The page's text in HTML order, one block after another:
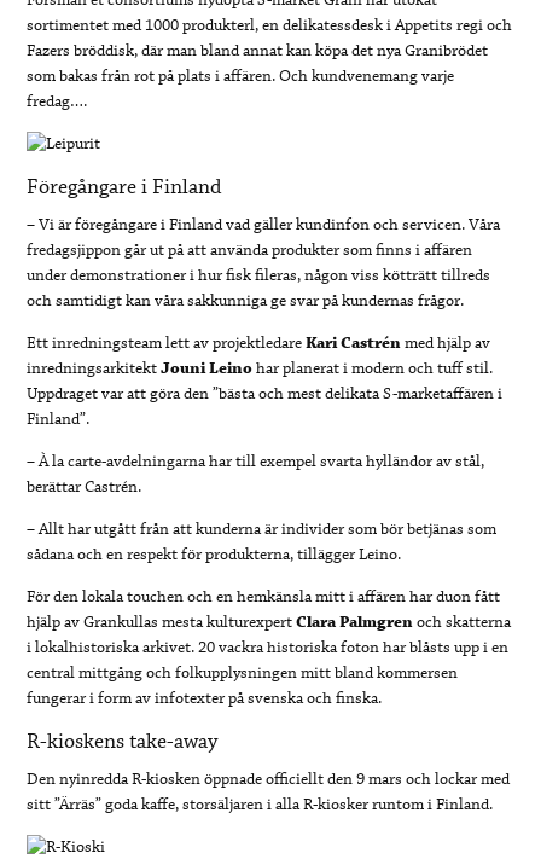
sortimentet med 1000 produkterl, en delikatessdesk i Appetits regi och
Fazers bröddisk, där man bland annat kan köpa det nya Granibrödet
som bakas från rot på plats i affären. Och kundvenemang varje
fredag….
Föregångare i Finland
– Vi är föregångare i Finland vad gäller kundinfon och servicen. Våra
fredagsjippon går ut på att använda produkter som finns i affären
under demonstrationer i hur fisk fileras, någon viss kötträtt tillreds
och samtidigt kan våra sakkunniga ge svar på kundernas frågor.
Ett inredningsteam lett av projektledareKari Castrénmed hjälp av
inredningsarkitektJouni Leinohar planerat i modern och tuff stil.
Uppdraget var att göra den ”bästa och mest delikata S-marketaffären i
Finland”.
– À la carte-avdelningarna har till exempel svarta hylländor av stål,
berättar Castrén.
– Allt har utgått från att kunderna är individer som bör betjänas som
sådana och en respekt för produkterna, tillägger Leino.
För den lokala touchen och en hemkänsla mitt i affären har duon fått
hjälp av Grankullas mesta kulturexpertClara Palmgrenoch skatterna
i lokalhistoriska arkivet. 20 vackra historiska foton har blåsts upp i en
central mittgång och folkupplysningen mitt bland kommersen
fungerar i form av infotexter på svenska och finska.
R-kioskens take-away
Den nyinredda R-kiosken öppnade officiellt den 9 mars och lockar med
sitt ”Ärräs” goda kaffe, storsäljaren i alla R-kiosker runtom i Finland.